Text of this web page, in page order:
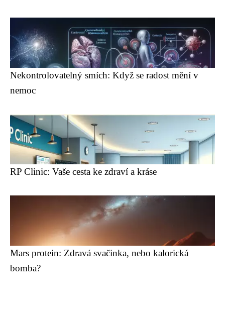
Nekontrolovatelný smích: Když se radost mění v
nemoc
RP Clinic: Vaše cesta ke zdraví a kráse
Mars protein: Zdravá svačinka, nebo kalorická
bomba?